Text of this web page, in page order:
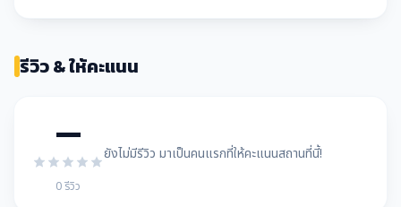
รีวิว & ให้คะแนน
—
0 รีวิว
ยังไม่มีรีวิว มาเป็นคนแรกที่ให้คะแนนสถานที่นี้!